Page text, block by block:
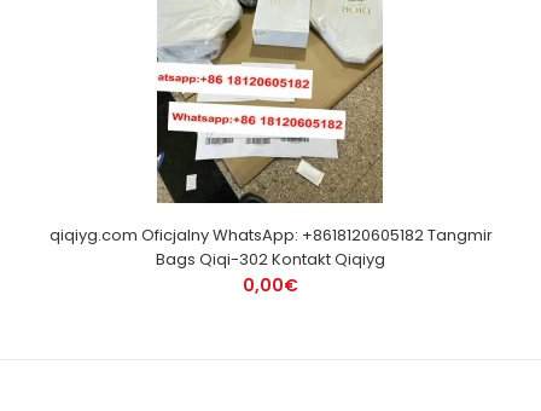
qiqiyg.com Oficjalny WhatsApp: +8618120605182 Tangmir
Bags Qiqi-302 Kontakt Qiqiyg
0,00€